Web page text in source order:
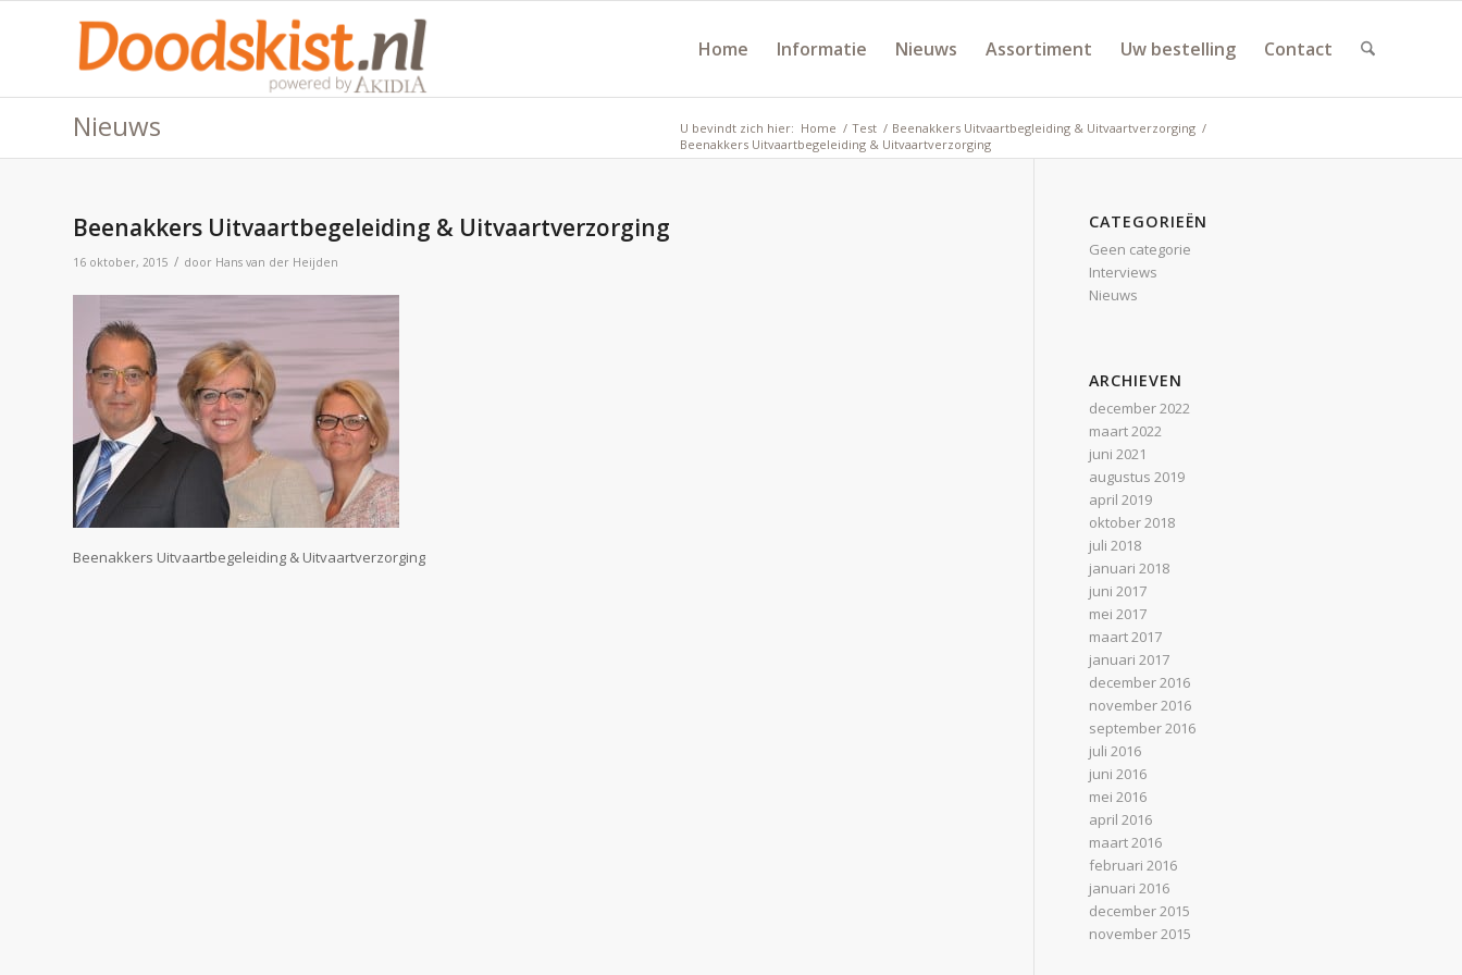
Home Informatie Nieuws Assortiment Uw bestelling Contact
Nieuws U bevindt zich hier: Home / Test / Beenakkers Uitvaartbegleiding & Uitvaartverzorging /
Beenakkers Uitvaartbegeleiding & Uitvaartverzorging
Beenakkers Uitvaartbegeleiding & Uitvaartverzorging
16 oktober, 2015 / door Hans van der Heijden
Beenakkers Uitvaartbegeleiding & Uitvaartverzorging
CATEGORIEËN
Geen categorie
Interviews
Nieuws
ARCHIEVEN
december 2022
maart 2022
juni 2021
augustus 2019
april 2019
oktober 2018
juli 2018
januari 2018
juni 2017
mei 2017
maart 2017
januari 2017
december 2016
november 2016
september 2016
juli 2016
juni 2016
mei 2016
april 2016
maart 2016
februari 2016
januari 2016
december 2015
november 2015